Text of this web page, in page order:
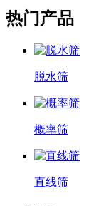
热门产品
脱水筛
概率筛
直线筛